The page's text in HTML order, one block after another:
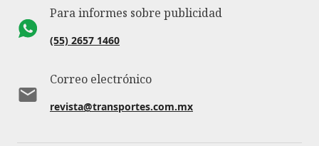
Para informes sobre publicidad
(55) 2657 1460
Correo electrónico
revista@transportes.com.mx